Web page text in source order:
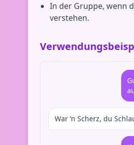
In der Gruppe, wenn
verstehen.
War ‘n Scherz, du